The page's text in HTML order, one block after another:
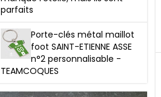
parfaits
Porte-clés métal maillot
foot SAINT-ETIENNE ASSE
n°2 personnalisable -
TEAMCOQUES